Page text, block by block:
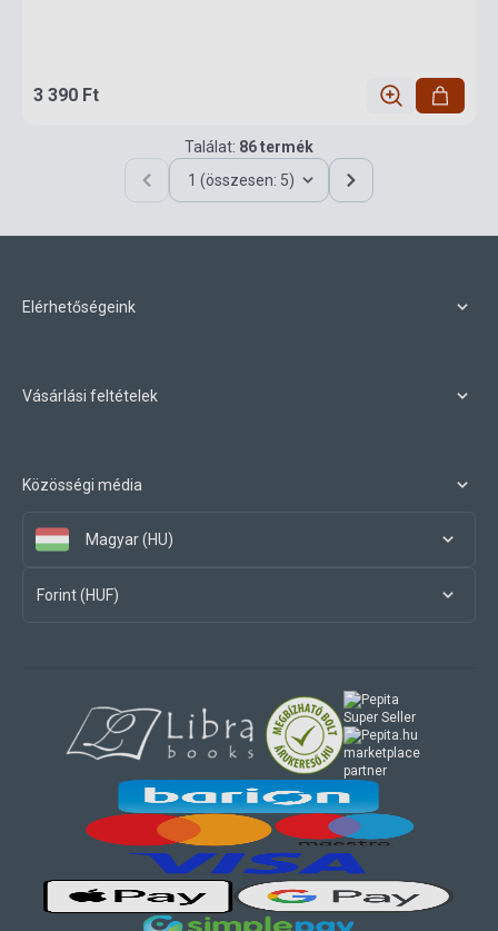
3 390 Ft
Találat: 86 termék
1 (összesen: 5)
Elérhetőségeink
Vásárlási feltételek
Közösségi média
Magyar (HU)
Forint (HUF)
marketplace
partner